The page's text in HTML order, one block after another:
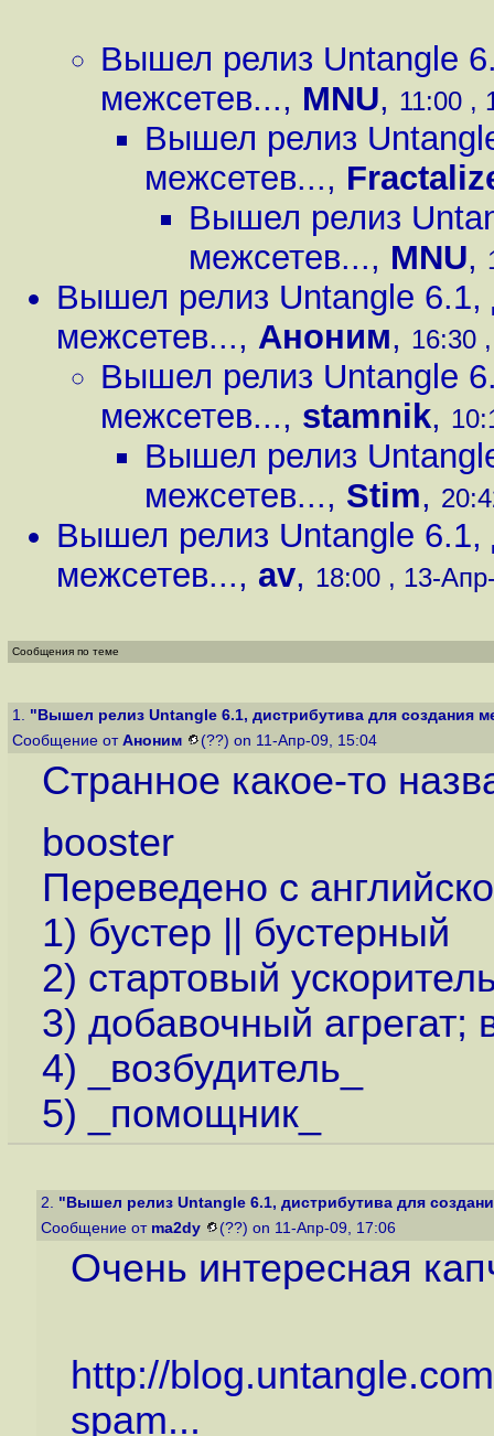
Вышел релиз Untangle
межсетев..., MNU, 11:00 ,
Вышел релиз
межсетев...,
Вышел релиз
межсетев..., MNU,
Вышел релиз Untangle 6.1,
межсетев..., Аноним, 16:30
Вышел релиз Untangle
межсетев..., stamnik,
Вышел релиз
межсетев..., Stim,
Вышел релиз Untangle 6.1,
межсетев..., av, 18:00 , 13-
Сообщения по теме
1. "Вышел релиз Untangle 6.1, дистрибутива для создания
Сообщение от Аноним (??) on 11-Апр-09, 15:04
Странное какое-то
booster
Переведено с
1) бустер || бустерный
2) стартовый
3) добавочный агрегат;
4) _возбудитель_
5) _помощник_
2. "Вышел релиз Untangle 6.1, дистрибутива для
Сообщение от ma2dy (??) on 11-Апр-09, 17:06
Очень интересная
http://
spam...